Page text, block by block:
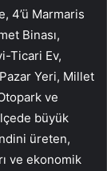
4’ü Marmaris
Binası,
Ticari Ev,
Yeri, Millet
ve
büyük
üreten,
ve ekonomik